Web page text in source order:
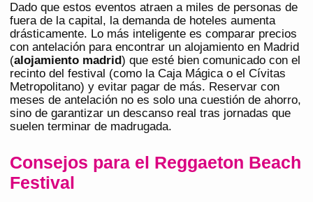
Dado que estos eventos atraen a miles de personas de
fuera de la capital, la demanda de hoteles aumenta
drásticamente. Lo más inteligente es comparar precios
con antelación para encontrar un alojamiento en Madrid
(alojamiento madrid) que esté bien comunicado con el
recinto del festival (como la Caja Mágica o el Cívitas
Metropolitano) y evitar pagar de más. Reservar con
meses de antelación no es solo una cuestión de ahorro,
sino de garantizar un descanso real tras jornadas que
suelen terminar de madrugada.
Consejos para el Reggaeton Beach
Festival